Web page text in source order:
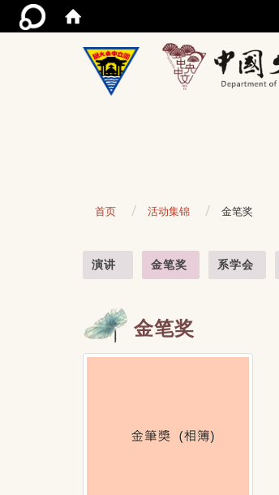
首页 活动集锦 金笔奖
演讲 金笔奖 系学会
金笔奖